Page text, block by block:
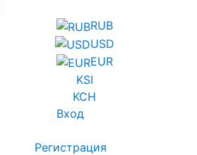
RUB
USD
EUR
KSI
KCH
Вход
Регистрация